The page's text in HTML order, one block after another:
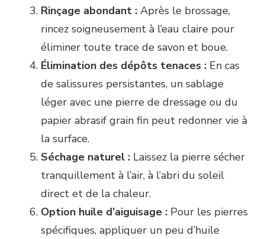
Rinçage abondant : Après le brossage,
rincez soigneusement à l’eau claire pour
éliminer toute trace de savon et boue.
Élimination des dépôts tenaces : En cas
de salissures persistantes, un sablage
léger avec une pierre de dressage ou du
papier abrasif grain fin peut redonner vie à
la surface.
Séchage naturel : Laissez la pierre sécher
tranquillement à l’air, à l’abri du soleil
direct et de la chaleur.
Option huile d’aiguisage : Pour les pierres
spécifiques, appliquer un peu d’huile